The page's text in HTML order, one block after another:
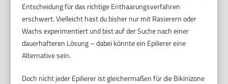
Entscheidung für das richtige Enthaarungsverfahren
erschwert. Vielleicht hast du bisher nur mit Rasierern oder
Wachs experimentiert und bist auf der Suche nach einer
dauerhafteren Lösung – dabei könnte ein Epilierer eine
Alternative sein.
Doch nicht jeder Epilierer ist gleichermaßen für die Bikinizone